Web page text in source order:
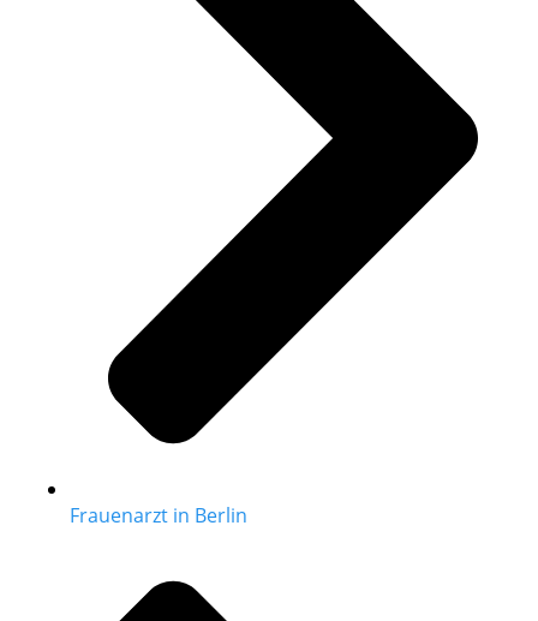
Frauenarzt in Berlin